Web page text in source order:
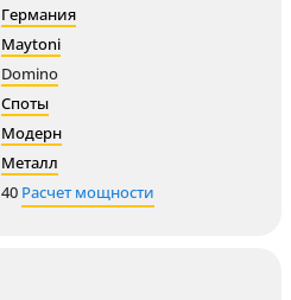
Германия
Maytoni
Domino
Споты
Модерн
Металл
40 Расчет мощности